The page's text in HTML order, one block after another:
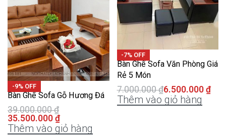
-9% OFF
Bàn Ghế Sofa Gỗ Hương Đá
39.000.000₫
35.500.000 ₫
Thêm vào giỏ hàng
-7% OFF
Bàn Ghế Sofa Văn Phòng Giá
Rẻ 5 Món
7.000.000₫6.500.000 ₫
Thêm vào giỏ hàng